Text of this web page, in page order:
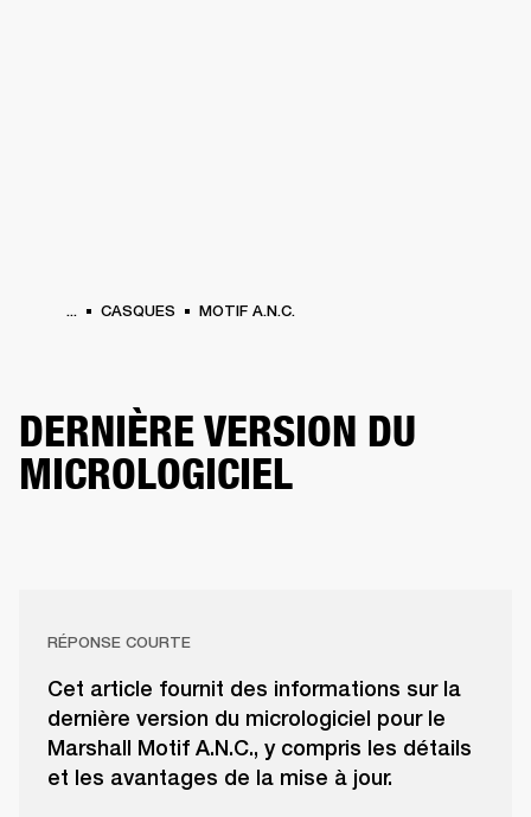
... CASQUES MOTIF A.N.C.
DERNIÈRE VERSION DU
MICROLOGICIEL
RÉPONSE COURTE
Cet article fournit des informations sur la
dernière version du micrologiciel pour le
Marshall Motif A.N.C., y compris les détails
et les avantages de la mise à jour.